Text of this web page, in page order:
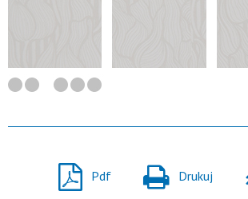
Pdf Drukuj